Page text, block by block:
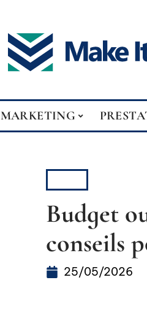
MARKETING
Budget
conseils
25/05/2026